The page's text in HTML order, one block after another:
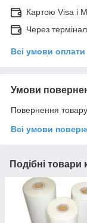
Картою Visa і
Через
Всі умови оплати
Умови
Повернення
Всі умови
Подібні товари